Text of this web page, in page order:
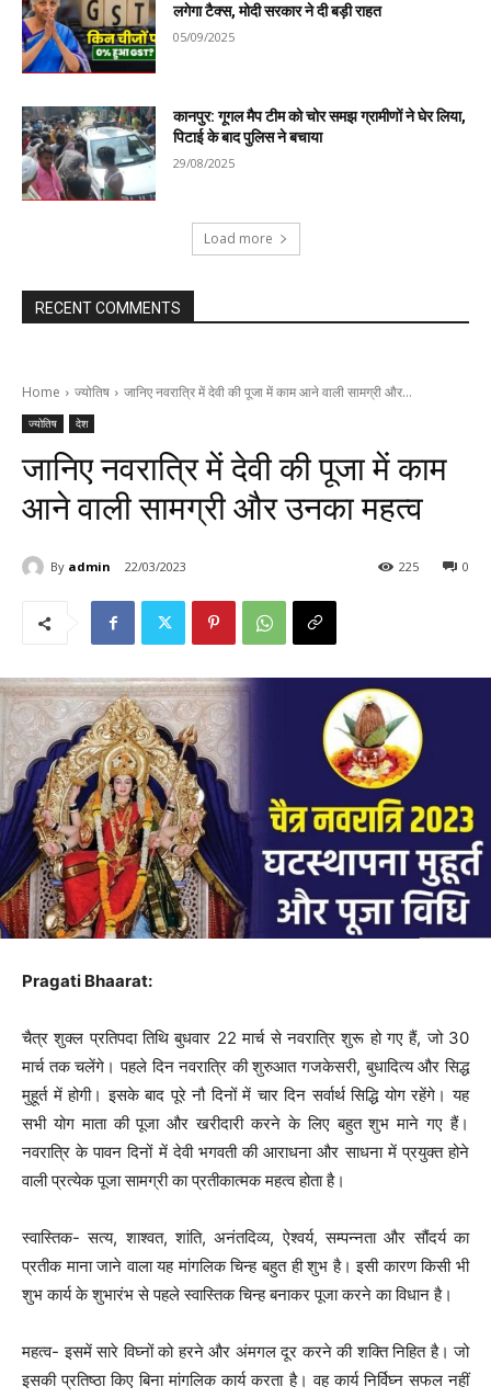
लगेगा टैक्स, मोदी सरकार ने दी बड़ी राहत
05/09/2025
कानपुर: गूगल मैप टीम को चोर समझ ग्रामीणों ने घेर लिया,
पिटाई के बाद पुलिस ने बचाया
29/08/2025
Load more
RECENT COMMENTS